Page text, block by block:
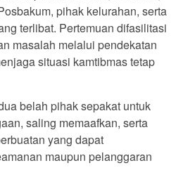
pihak kelurahan, serta
terlibat. Pertemuan difasilitasi
masalah melalui pendekatan
situasi kamtibmas tetap
belah pihak sepakat untuk
saling memaafkan, serta
yang dapat
maupun pelanggaran